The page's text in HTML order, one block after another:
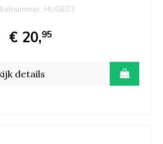
HUGE03
€ 20,95
details